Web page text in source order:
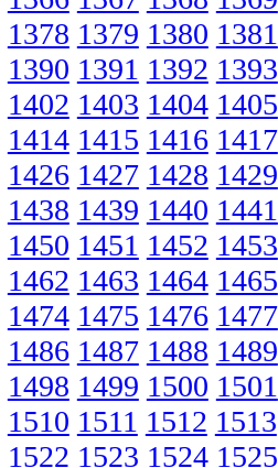
1378 1379 1380 1381
1390 1391 1392 1393
1402 1403 1404 1405
1414 1415 1416 1417
1426 1427 1428 1429
1438 1439 1440 1441
1450 1451 1452 1453
1462 1463 1464 1465
1474 1475 1476 1477
1486 1487 1488 1489
1498 1499 1500 1501
1510 1511 1512 1513
1522 1523 1524 1525